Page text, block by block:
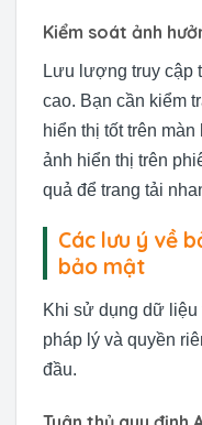
Kiểm soát ảnh
Lưu lượng truy cập
cao. Bạn cần kiểm
hiển thị tốt trên
ảnh hiển thị trên
quả để trang tải
Các lưu ý về
bảo mật
Khi sử dụng dữ liệu
pháp lý và quyền
đầu.